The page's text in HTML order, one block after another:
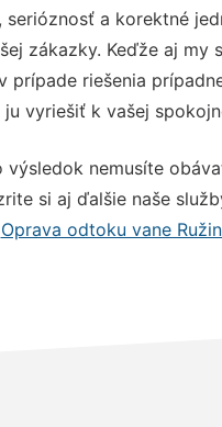
a korektné
zákazky. Keďže aj my
prípade riešenia
vyriešiť k vašej
výsledok nemusíte
si aj ďalšie naše
Oprava odtoku vane